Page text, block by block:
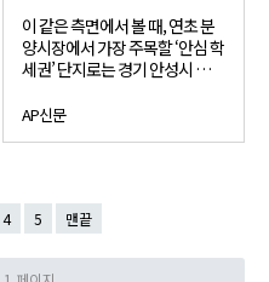
심 학세…
이 같은 측면에서 볼 때, 연초 분
양시장에서 가장 주목할 ‘안심 학
세권’ 단지로는 경기 안성시 죽산
퍼스트시티’가 대표적이다.
AP신문
4 5 맨끝